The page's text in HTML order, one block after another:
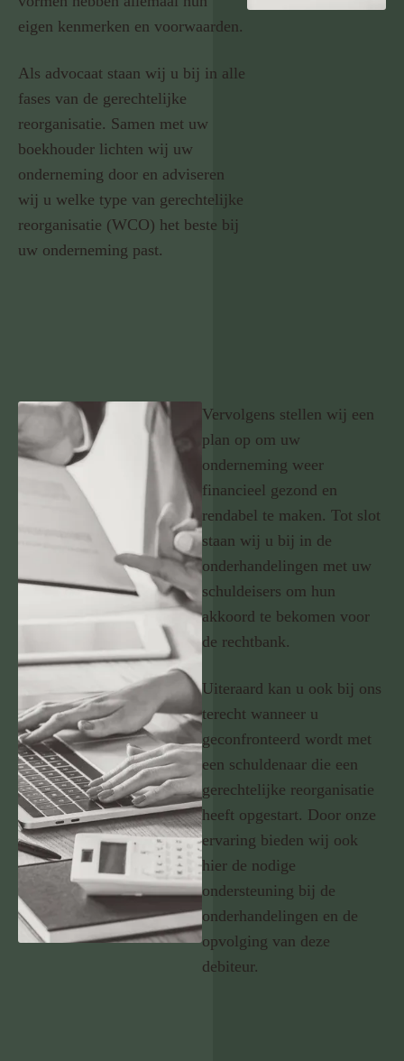
eigen kenmerken en voorwaarden.
Als advocaat staan wij u bij in alle
fases van de gerechtelijke
reorganisatie. Samen met uw
boekhouder lichten wij uw
onderneming door en adviseren
wij u welke type van gerechtelijke
reorganisatie (WCO) het beste bij
uw onderneming past.
Vervolgens stellen wij een
plan op om uw
onderneming weer
financieel gezond en
rendabel te maken. Tot slot
staan wij u bij in de
onderhandelingen met uw
schuldeisers om hun
akkoord te bekomen voor
de rechtbank.
Uiteraard kan u ook bij ons
terecht wanneer u
geconfronteerd wordt met
een schuldenaar die een
gerechtelijke reorganisatie
heeft opgestart. Door onze
ervaring bieden wij ook
hier de nodige
ondersteuning bij de
onderhandelingen en de
opvolging van deze
debiteur.